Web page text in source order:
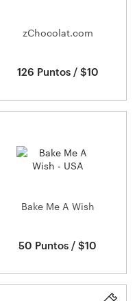
zChocolat.com
126 Puntos / $10
Bake Me A Wish
50 Puntos / $10